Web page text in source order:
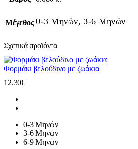
Μέγεθος 0-3 Μηνών, 3-6 Μηνών
Σχετικά προϊόντα
Φορμάκι βελούδινο με ζωάκια
12.30€
0-3 Μηνών
3-6 Μηνών
6-9 Μηνών